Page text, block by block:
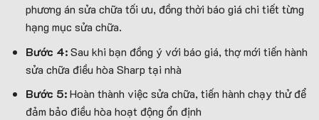
phương án sửa chữa tối ưu, đồng thời báo giá chi tiết từng
hạng mục sửa chữa.
Bước 4:Sau khi bạn đồng ý với báo giá, thợ mới tiến hành
sửa chữa điều hòa Sharp tại nhà
Bước 5:Hoàn thành việc sửa chữa, tiến hành chạy thử để
đảm bảo điều hòa hoạt động ổn định